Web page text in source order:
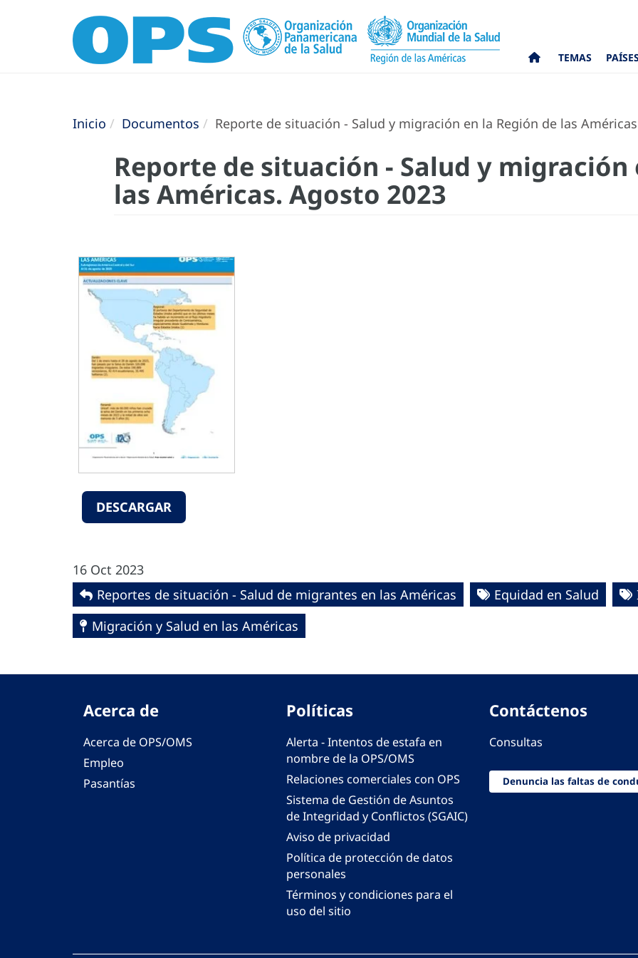
TEMAS
Inicio Documentos Reporte de situación - Salud y migración en la Región de las
Reporte de situación - Salud y migración
las Américas. Agosto 2023
DESCARGAR
16 Oct 2023
Reportes de situación - Salud de migrantes en las Américas
Equidad en Salud
Migración y Salud en las Américas
Acerca de
Acerca de OPS/OMS
Empleo
Pasantías
Políticas
Alerta - Intentos de estafa en
nombre de la OPS/OMS
Relaciones comerciales con OPS
Sistema de Gestión de Asuntos
de Integridad y Conflictos (SGAIC)
Aviso de privacidad
Política de protección de datos
personales
Términos y condiciones para el
uso del sitio
Contáctenos
Consultas
Denuncia las faltas de